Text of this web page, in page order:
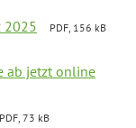
2025
PDF, 156 kB
ab jetzt online
PDF, 73 kB